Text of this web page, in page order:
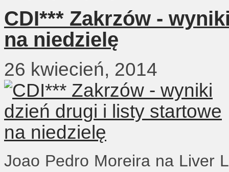
CDI*** Zakrzów -
na niedzielę
26 kwiecień, 2014
Joao Pedro Moreira na Liver